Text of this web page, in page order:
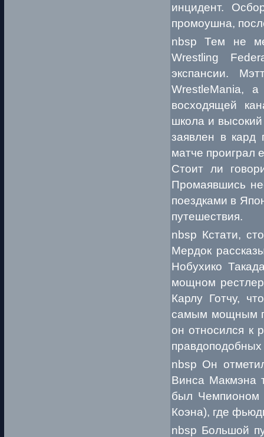
инцидент.
промоушна,
nbsp Тем не
Wrestling
экспансии.
WrestleMania,
восходящей
школа и
заявлен в кард
матче проиграл
Стоит ли
Промаявшись
поездками в
путешествия.
nbsp Кстати,
Мердок
Нобухико
мощном
Карлу Готчу,
самым мощным
он относился к
правдоподобных
nbsp Он
Винса Макмэна
был
Коэна), где
nbsp Большой